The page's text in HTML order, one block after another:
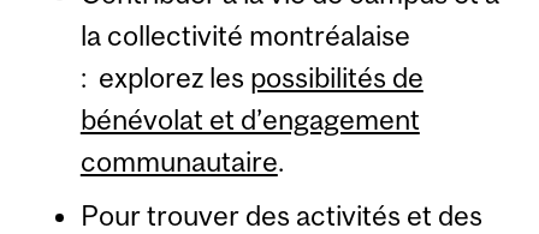
la collectivité montréalaise
: explorez les possibilités de
bénévolat et d’engagement
communautaire.
Pour trouver des activités et des